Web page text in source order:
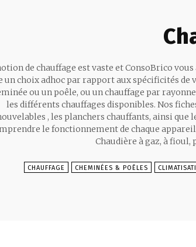
de chauffage est vaste et ConsoBrico
un choix adhoc par rapport aux spécificités de
ou un poêle, ou un chauffage par
les différents chauffages disponibles. Nos
, les planchers chauffants, ainsi
le fonctionnement de chaque
Chaudière à gaz, à fioul,
CHAUFFAGE CHEMINÉES & POÊLES